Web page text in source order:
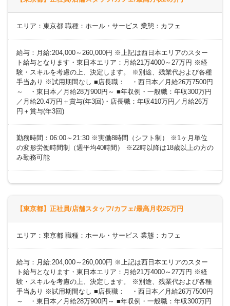
エリア：東京都 職種：ホール・サービス 業態：カフェ
給与：月給:204,000～260,000円 ※上記は西日本エリアのスター
ト給与となります・東日本エリア：月給21万4000～27万円 ※経
験・スキルを考慮の上、決定します。 ※別途、残業代および各種
手当あり ※試用期間なし ■店長職： ・西日本／月給26万7500円
～ ・東日本／月給28万900円～ ■年収例・一般職：年収300万円
／月給20.4万円＋賞与(年3回)・店長職：年収410万円／月給26万
円＋賞与(年3回)
勤務時間：06:00～21:30 ※実働8時間（シフト制） ※1ヶ月単位
の変形労働時間制（週平均40時間） ※22時以降は18歳以上の方の
み勤務可能
【東京都】正社員/店舗スタッフ/カフェ/最高月収26万円
エリア：東京都 職種：ホール・サービス 業態：カフェ
給与：月給:204,000～260,000円 ※上記は西日本エリアのスター
ト給与となります・東日本エリア：月給21万4000～27万円 ※経
験・スキルを考慮の上、決定します。 ※別途、残業代および各種
手当あり ※試用期間なし ■店長職： ・西日本／月給26万7500円
～ ・東日本／月給28万900円～ ■年収例・一般職：年収300万円